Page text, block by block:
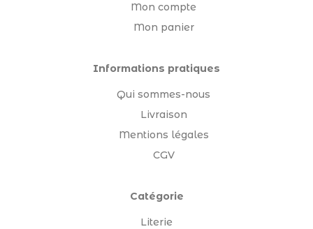
Mon compte
Mon panier
Informations pratiques
Qui sommes-nous
Livraison
Mentions légales
CGV
Catégorie
Literie